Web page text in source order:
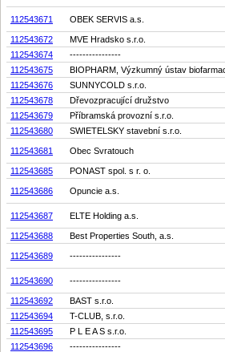
112543671 OBEK SERVIS a.s.
112543672
MVE Hradsko s.r.o.
112543674
----------------
112543675
BIOPHARM, Výzkumný ústav
112543676
SUNNYCOLD s.r.o.
112543678
Dřevozpracující družstvo
112543679
Příbramská provozní s.r.o.
112543680
SWIETELSKY stavební s.r.o.
112543681 Obec Svratouch
112543685 PONAST spol. s r. o.
112543686 Opuncie a.s.
112543687 ELTE Holding a.s.
112543688 Best Properties South, a.s.
112543689 ----------------
112543690 ----------------
112543692
BAST s.r.o.
112543694
T-CLUB, s.r.o.
112543695
P L E A S s.r.o.
112543696
----------------